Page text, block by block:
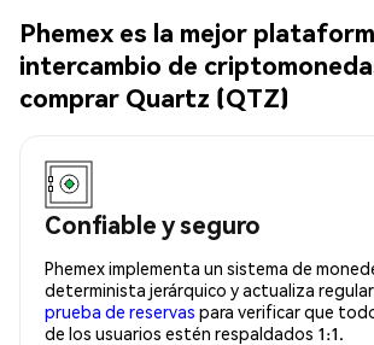
Phemex es la mejor
intercambio de
comprar Quartz (QTZ)
Confiable y seguro
Phemex implementa un sistema de
determinista jerárquico y actualiza
prueba de reservas para verificar que
de los usuarios estén respaldados 1:1.